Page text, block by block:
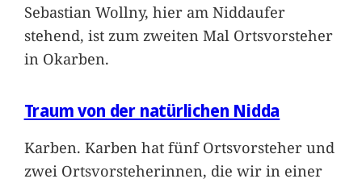
Sebastian Wollny, hier am Niddaufer
stehend, ist zum zweiten Mal Ortsvorsteher
in Okarben.
Traum von der natürlichen Nidda
Karben. Karben hat fünf Ortsvorsteher und
zwei Ortsvorsteherinnen, die wir in einer